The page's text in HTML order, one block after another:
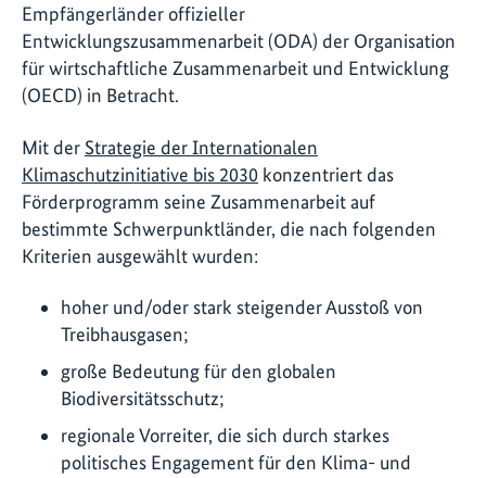
Empfängerländer offizieller
Entwicklungszusammenarbeit (ODA) der Organisation
für wirtschaftliche Zusammenarbeit und Entwicklung
(OECD) in Betracht.
Mit der Strategie der Internationalen
Klimaschutzinitiative bis 2030 konzentriert das
Förderprogramm seine Zusammenarbeit auf
bestimmte Schwerpunktländer, die nach folgenden
Kriterien ausgewählt wurden:
hoher und/oder stark steigender Ausstoß von
Treibhausgasen;
große Bedeutung für den globalen
Biodiversitätsschutz;
regionale Vorreiter, die sich durch starkes
politisches Engagement für den Klima- und